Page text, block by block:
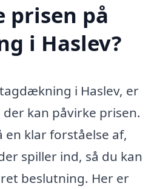
prisen på
i Haslev?
i Haslev, er
kan påvirke prisen.
klar forståelse af,
spiller ind, så du kan
beslutning. Her er